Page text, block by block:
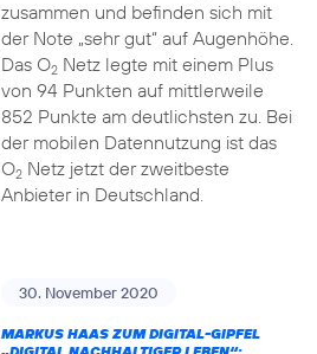
zusammen und befinden sich mit
der Note „sehr gut“ auf Augenhöhe.
Das O2Netz legte mit einem Plus
von 94 Punkten auf mittlerweile
852 Punkte am deutlichsten zu. Bei
der mobilen Datennutzung ist das
O2Netz jetzt der zweitbeste
Anbieter in Deutschland.
30. November 2020
MARKUS HAAS ZUM DIGITAL-GIPFEL